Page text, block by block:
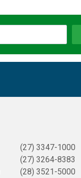
(27) 3347-1000
(27) 3264-8383
(28) 3521-5000